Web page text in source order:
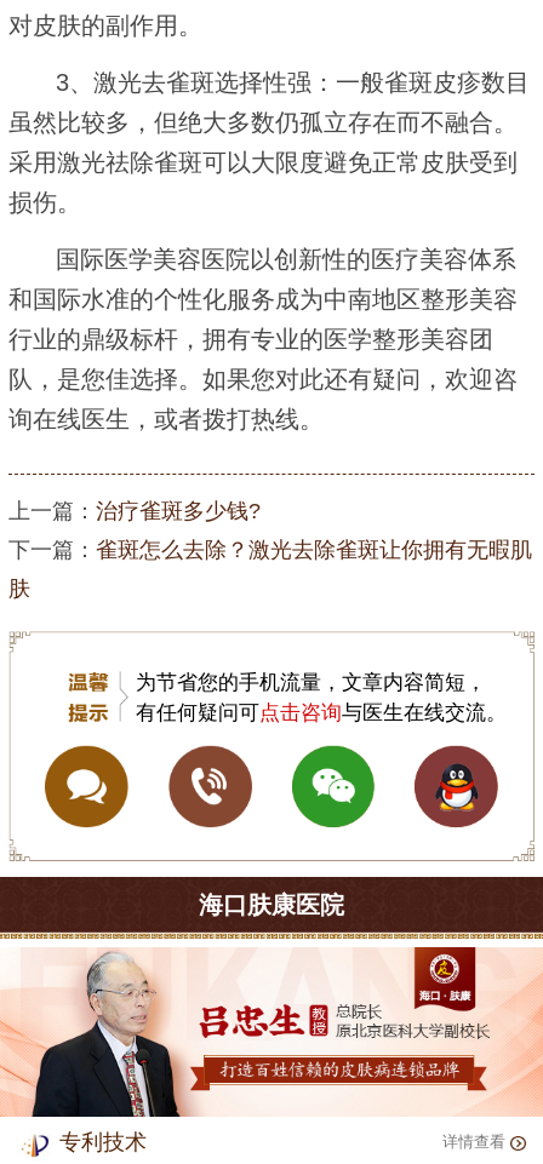
对皮肤的副作用。
3、激光去雀斑选择性强：一般雀斑皮疹数目
虽然比较多，但绝大多数仍孤立存在而不融合。
采用激光祛除雀斑可以大限度避免正常皮肤受到
损伤。
国际医学美容医院以创新性的医疗美容体系
和国际水准的个性化服务成为中南地区整形美容
行业的鼎级标杆，拥有专业的医学整形美容团
队，是您佳选择。如果您对此还有疑问，欢迎咨
询在线医生，或者拨打热线。
上一篇： 治疗雀斑多少钱?
下一篇： 雀斑怎么去除？激光去除雀斑让你拥有无暇肌
肤
为节省您的手机流量，文章内容简短，
有任何疑问可点击咨询与医生在线交流。
海口肤康医院
专利技术 详情查看